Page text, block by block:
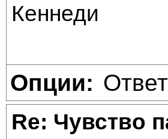
Кеннеди
Опции:
Re: Чувство